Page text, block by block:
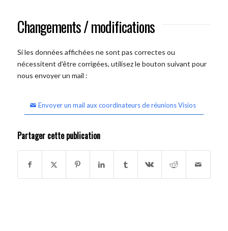
Changements / modifications
Si les données affichées ne sont pas correctes ou
nécessitent d'être corrigées, utilisez le bouton suivant pour
nous envoyer un mail :
Envoyer un mail aux coordinateurs de réunions Visios
Partager cette publication